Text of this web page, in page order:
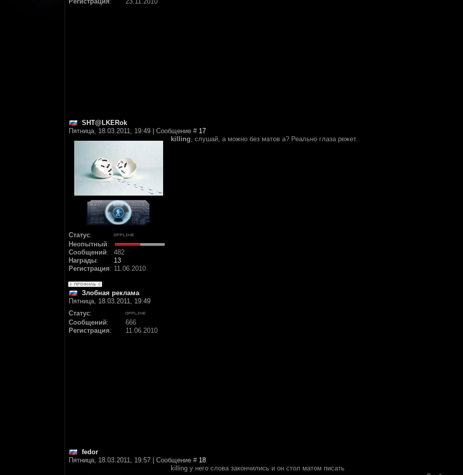
SHT@LKERok
Пятница, 18.03.2011, 19:49 | Сообщение # 17
Статус:
Неопытный:
Сообщений:
482
Награды:
13
Регистрация: 11.06.2010
killing, слушай, а можно без матов а? Реально глаза режет.
Злобная реклама
Пятница, 18.03.2011, 19:49
Статус:
Сообщений:
666
Регистрация: 11.06.2010
fedor
Пятница, 18.03.2011, 19:57 | Сообщение # 18
killing у него слова закончились и он стол матом писать